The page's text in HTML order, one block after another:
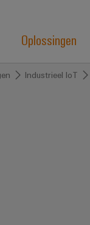
Oplossingen
Industrieel IoT